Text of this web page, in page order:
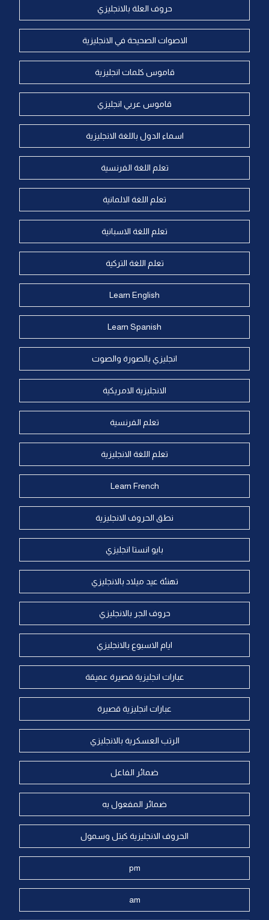
حروف العلة بالانجليزي
الاصوات الصحيحة في الانجليزية
قاموس كلمات انجليزية
قاموس عربي انجليزي
اسماء الدول باللغة الانجليزية
تعلم اللغة الفرنسية
تعلم اللغة الالمانية
تعلم اللغة الاسبانية
تعلم اللغة التركية
Learn English
Learn Spanish
انجليزي بالصورة والصوت
الانجليزية الامريكية
تعلم الفرنسية
تعلم اللغة الانجليزية
Learn French
نطق الحروف الانجليزية
بايو انستا انجليزي
تهنئة عيد ميلاد بالانجليزي
حروف الجر بالانجليزي
ايام الاسبوع بالانجليزي
عبارات انجليزية قصيرة عميقة
عبارات انجليزية قصيرة
الرتب العسكرية بالانجليزي
ضمائر الفاعل
ضمائر المفعول به
الحروف الانجليزية كبتل وسمول
pm
am